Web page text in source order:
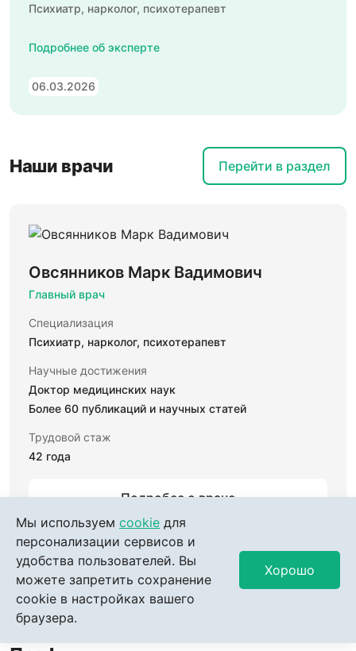
Психиатр, нарколог, психотерапевт
Подробнее об эксперте
06.03.2026
Наши врачи Перейти в раздел
Овсянников Марк Вадимович
Главный врач
Специализация
Психиатр, нарколог, психотерапевт
Научные достижения
Доктор медицинских наук
Более 60 публикаций и научных статей
Трудовой стаж
42 года
Подробее о враче
Записаться к врачу
Преимущества клиники Доктор
Мы используем cookie для
персонализации сервисов и
удобства пользователей. Вы
можете запретить сохранение
cookie в настройках вашего
браузера.
Хорошо